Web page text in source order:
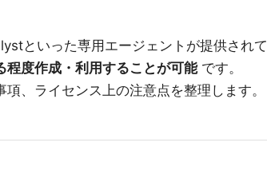
といった専用エージェントが提供されて
程度作成・利用することが可能です。
、ライセンス上の注意点を整理します。